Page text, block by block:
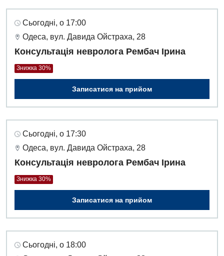
Сьогодні, о 17:00
Одеса, вул. Давида Ойстраха, 28
Консультація невролога Рембач Ірина
Знижка 30%
Записатися на прийом
Сьогодні, о 17:30
Одеса, вул. Давида Ойстраха, 28
Консультація невролога Рембач Ірина
Знижка 30%
Записатися на прийом
Сьогодні, о 18:00